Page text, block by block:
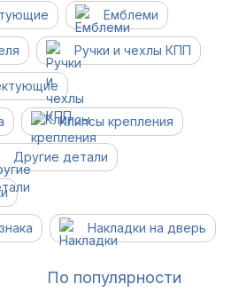
Емблеми
Ручки и чехлы КПП
Клипсы крепления
Другие детали
Накладки на дверь
По популярности